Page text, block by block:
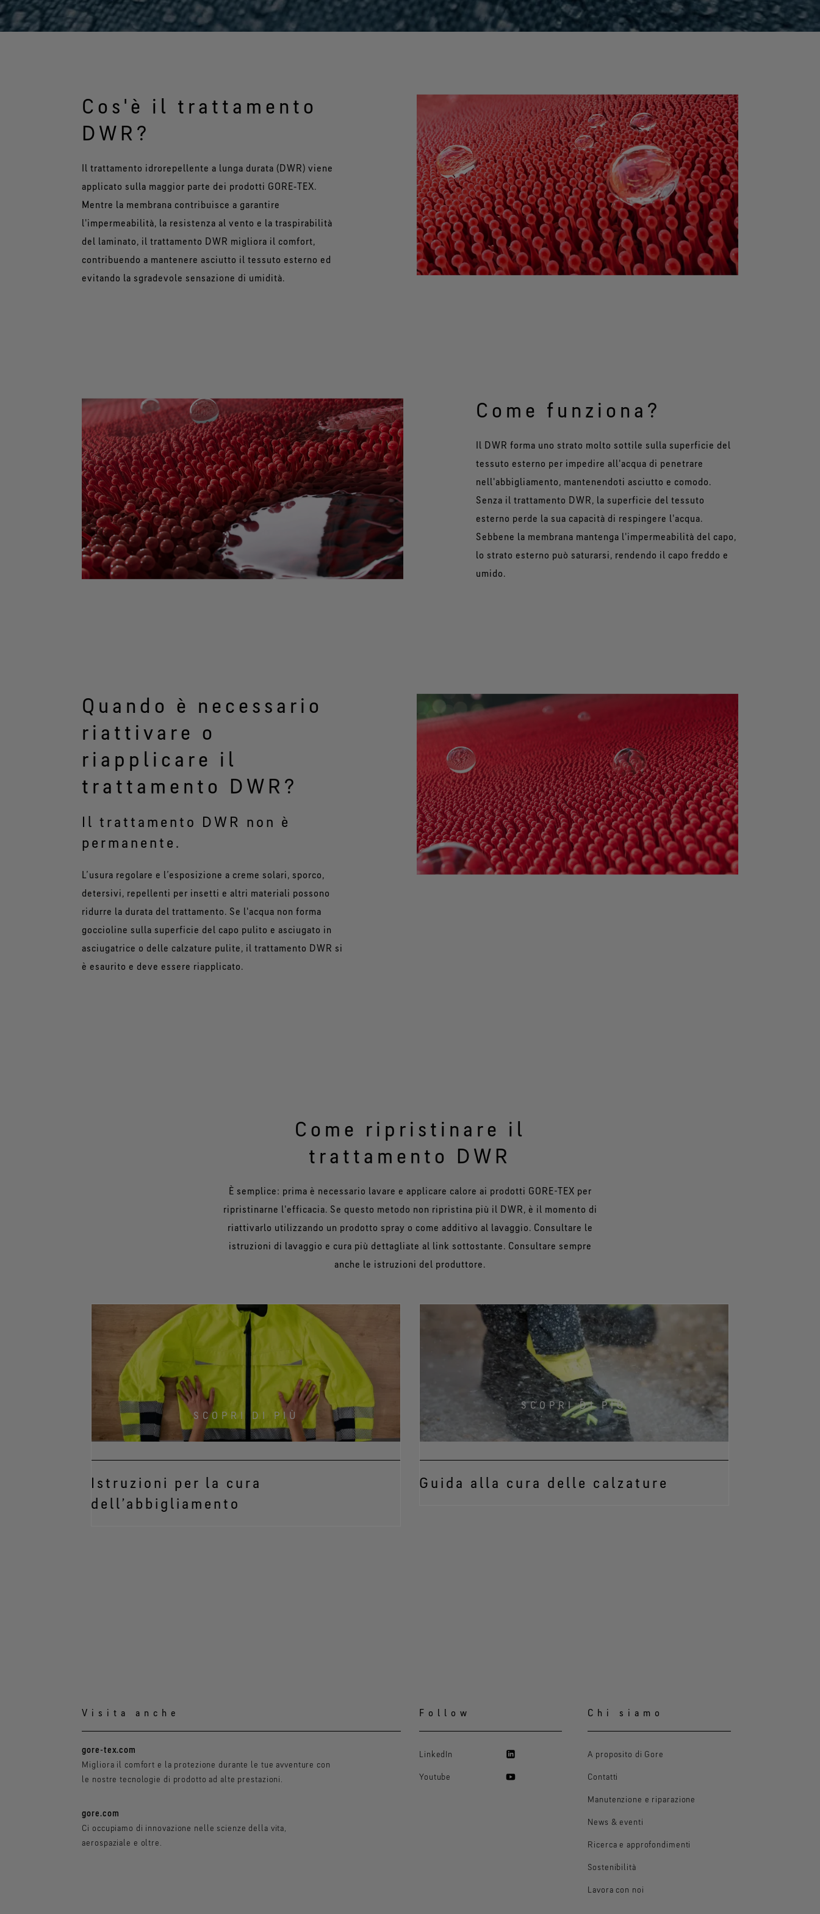
Tecnologia di prodotto
GORE-TEX PYRAD®
Tecnologia di prodotto
GORE-TEX THERMIUM®
Migliore comfort termico in un
Sostenibilità
Cos'è il trattamento
DWR?
Il trattamento idrorepellente a lunga durata (DWR) viene
applicato sulla maggior parte dei prodotti GORE‑TEX.
Mentre la membrana contribuisce a garantire
l'impermeabilità, la resistenza al vento e la traspirabilità
del laminato, il trattamento DWR migliora il comfort,
contribuendo a mantenere asciutto il tessuto esterno ed
evitando la sgradevole sensazione di umidità.
Come funziona?
Il DWR forma uno strato molto sottile sulla superficie del
tessuto esterno per impedire all'acqua di penetrare
nell'abbigliamento, mantenendoti asciutto e comodo.
Senza il trattamento DWR, la superficie del tessuto
esterno perde la sua capacità di respingere l'acqua.
Sebbene la membrana mantenga l'impermeabilità del capo,
lo strato esterno può saturarsi, rendendo il capo freddo e
umido.
Quando è necessario
riattivare o
riapplicare il
trattamento DWR?
Il trattamento DWR non è
permanente.
L’usura regolare e l’esposizione a creme solari, sporco,
detersivi, repellenti per insetti e altri materiali possono
ridurre la durata del trattamento. Se l'acqua non forma
goccioline sulla superficie del capo pulito e asciugato in
asciugatrice o delle calzature pulite, il trattamento DWR si
è esaurito e deve essere riapplicato.
Come ripristinare il
trattamento DWR
È semplice: prima è necessario lavare e applicare calore ai prodotti GORE-TEX per
ripristinarne l'efficacia. Se questo metodo non ripristina più il DWR, è il momento di
riattivarlo utilizzando un prodotto spray o come additivo al lavaggio. Consultare le
istruzioni di lavaggio e cura più dettagliate al link sottostante. Consultare sempre
anche le istruzioni del produttore.
Istruzioni per la cura
dell’abbigliamento
SCOPRI DI PIÙ
Guida alla cura delle calzature
SCOPRI DI PIÙ
Visita anche
gore-tex.com
Migliora il comfort e la protezione durante le tue avventure con
le nostre tecnologie di prodotto ad alte prestazioni.
gore.com
Ci occupiamo di innovazione nelle scienze della vita,
aerospaziale e oltre.
Follow
LinkedIn
Youtube
Chi siamo
A proposito di Gore
Contatti
Manutenzione e riparazione
News & eventi
Ricerca e approfondimenti
Sostenibilità
Lavora con noi